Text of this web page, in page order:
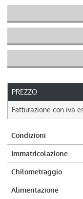
PREZZO
Fatturazione con iva
Condizioni
Immatricolazione
Chilometraggio
Alimentazione